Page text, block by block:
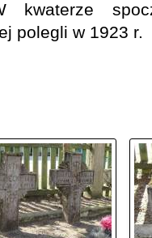
kwaterze
polegli w 1923 r.